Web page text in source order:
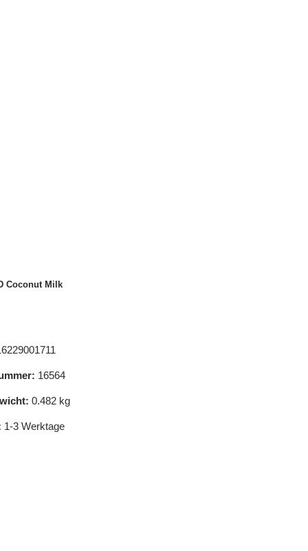
Coconut Milk
16564
0.482 kg
1-3 Werktage